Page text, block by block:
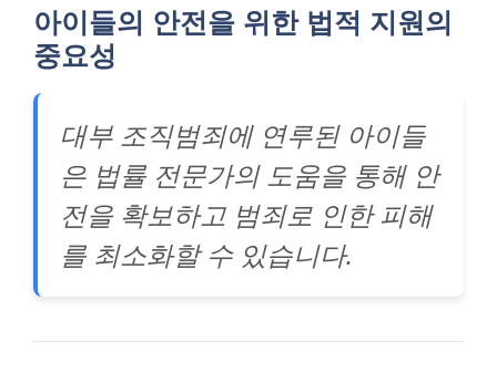
아이들의 안전을 위한 법적 지원의
중요성
대부 조직범죄에 연루된 아이들
은 법률 전문가의 도움을 통해 안
전을 확보하고 범죄로 인한 피해
를 최소화할 수 있습니다.